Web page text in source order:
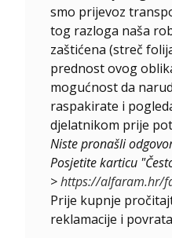
smo prijevoz
tog razloga naša
zaštićena (streč
prednost ovog
mogućnost da
raspakirate i
djelatnikom prije
Niste pronašli
Posjetite karticu
>https://alfaram.hr/
Prije kupnje
reklamacije i